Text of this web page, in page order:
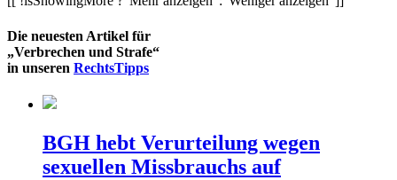
Die neuesten Artikel für
„Verbrechen und Strafe“
in unseren RechtsTipps
BGH hebt Verurteilung wegen
sexuellen Missbrauchs auf